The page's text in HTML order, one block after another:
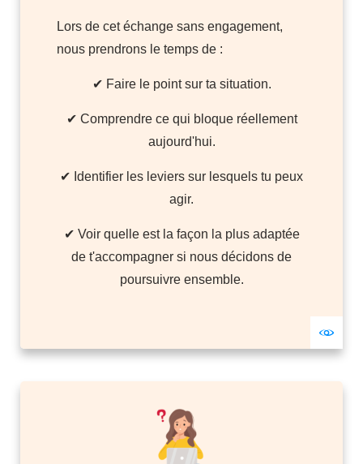
Lors de cet échange sans engagement,
nous prendrons le temps de :
✔ Faire le point sur ta situation.
✔ Comprendre ce qui bloque réellement
aujourd'hui.
✔ Identifier les leviers sur lesquels tu peux
agir.
✔ Voir quelle est la façon la plus adaptée
de t'accompagner si nous décidons de
poursuivre ensemble.